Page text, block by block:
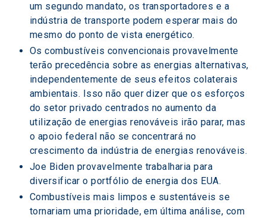
um segundo mandato, os transportadores e a
indústria de transporte podem esperar mais do
mesmo do ponto de vista energético.
Os combustíveis convencionais provavelmente
terão precedência sobre as energias alternativas,
independentemente de seus efeitos colaterais
ambientais. Isso não quer dizer que os esforços
do setor privado centrados no aumento da
utilização de energias renováveis irão parar, mas
o apoio federal não se concentrará no
crescimento da indústria de energias renováveis.
Joe Biden provavelmente trabalharia para
diversificar o portfólio de energia dos EUA.
Combustíveis mais limpos e sustentáveis se
tornariam uma prioridade, em última análise, com